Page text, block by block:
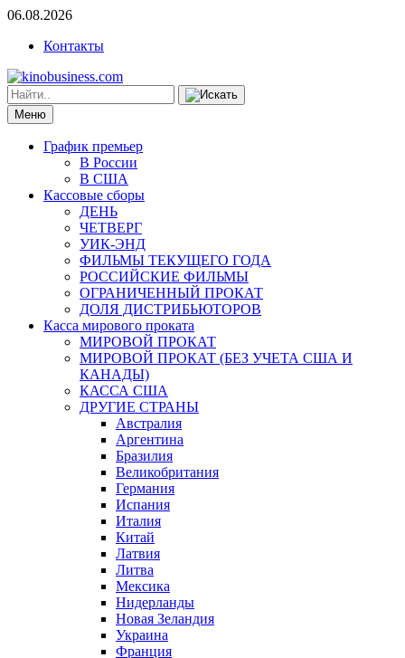
06.08.2026
Контакты
Меню
График премьер
В России
В США
Кассовые сборы
ДЕНЬ
ЧЕТВЕРГ
УИК-ЭНД
ФИЛЬМЫ ТЕКУЩЕГО ГОДА
РОССИЙСКИЕ ФИЛЬМЫ
ОГРАНИЧЕННЫЙ ПРОКАТ
ДОЛЯ ДИСТРИБЬЮТОРОВ
Касса мирового проката
МИРОВОЙ ПРОКАТ
МИРОВОЙ ПРОКАТ (БЕЗ УЧЕТА США И
КАНАДЫ)
КАССА США
ДРУГИЕ СТРАНЫ
Австралия
Аргентина
Бразилия
Великобритания
Германия
Испания
Италия
Китай
Латвия
Литва
Мексика
Нидерланды
Новая Зеландия
Украина
Франция